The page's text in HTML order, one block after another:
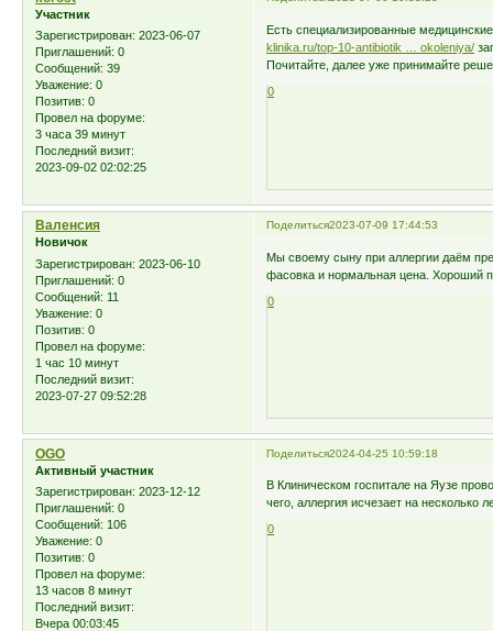
Участник
Зарегистрирован: 2023-06-07
Приглашений: 0
Сообщений: 39
Уважение: 0
Позитив: 0
Провел на форуме:
3 часа 39 минут
Последний визит:
2023-09-02 02:02:25
Есть специализированные
klinika.ru/top-10-antibiotik … okoleniya/
Почитайте, далее уже принимайте
0
Поделиться2023-07-09 17:44:53
Валенсия
Новичок
Зарегистрирован: 2023-06-10
Приглашений: 0
Сообщений: 11
Уважение: 0
Позитив: 0
Провел на форуме:
1 час 10 минут
Последний визит:
2023-07-27 09:52:28
Мы своему сыну при аллергии даём
фасовка и нормальная цена. Хороший
0
Поделиться2024-04-25 10:59:18
OGO
Активный участник
Зарегистрирован: 2023-12-12
Приглашений: 0
Сообщений: 106
Уважение: 0
Позитив: 0
Провел на форуме:
13 часов 8 минут
Последний визит:
Вчера 00:03:45
В Клиническом госпитале на Яузе
чего, аллергия исчезает на несколько
0